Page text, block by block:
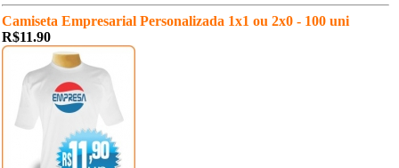
Camiseta Empresarial Personalizada 1x1 ou 2x0 - 100 uni
R$11.90